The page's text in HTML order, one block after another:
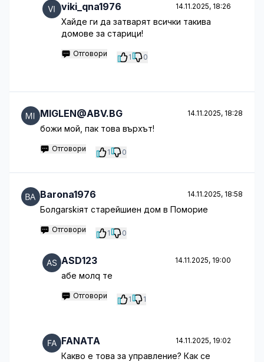
viki_qna1976 14.11.2025, 18:26
Хайде ги да затварят всички такива
домове за старици!
Отговори 1 0
MIGLEN@ABV.BG 14.11.2025, 18:28
божи мой, пак това върхът!
Отговори 1 0
Barona1976 14.11.2025, 18:58
Болgarskiят старейшиен дом в Поморие
Отговори 1 0
ASD123 14.11.2025, 19:00
абе молq те
Отговори 1 1
FANATA 14.11.2025, 19:02
Какво е това за управление? Как се